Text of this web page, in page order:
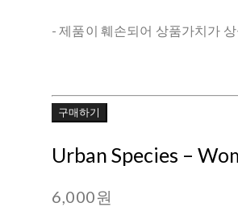
- 제품이 훼손되어 상품가치가
구매하기
Urban Species ‎–
6,000원